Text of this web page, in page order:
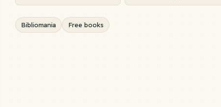
Bibliomania Free books